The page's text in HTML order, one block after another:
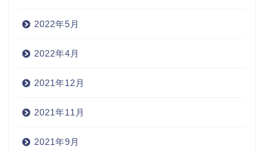
2022年5月
2022年4月
2021年12月
2021年11月
2021年9月